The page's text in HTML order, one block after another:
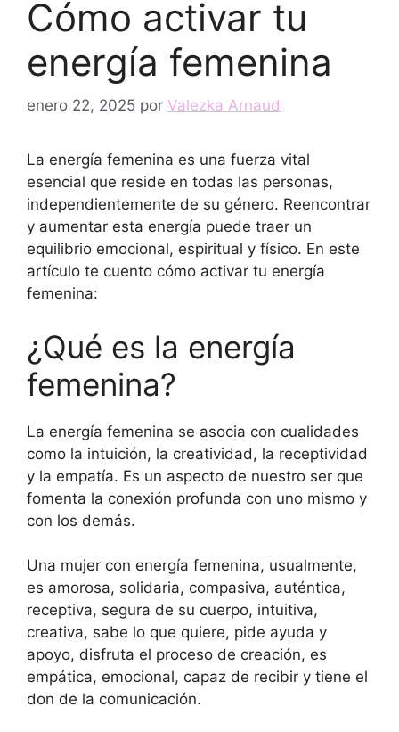
Cómo activar tu
energía femenina
enero 22, 2025 por Valezka Arnaud
La energía femenina es una fuerza vital
esencial que reside en todas las personas,
independientemente de su género. Reencontrar
y aumentar esta energía puede traer un
equilibrio emocional, espiritual y físico. En este
artículo te cuento cómo activar tu energía
femenina:
¿Qué es la energía
femenina?
La energía femenina se asocia con cualidades
como la intuición, la creatividad, la receptividad
y la empatía. Es un aspecto de nuestro ser que
fomenta la conexión profunda con uno mismo y
con los demás.
Una mujer con energía femenina, usualmente,
es amorosa, solidaria, compasiva, auténtica,
receptiva, segura de su cuerpo, intuitiva,
creativa, sabe lo que quiere, pide ayuda y
apoyo, disfruta el proceso de creación, es
empática, emocional, capaz de recibir y tiene el
don de la comunicación.